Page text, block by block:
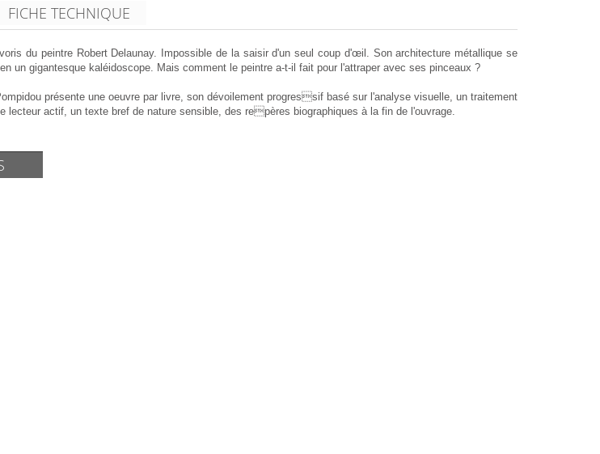
FICHE TECHNIQUE
du peintre Robert Delaunay. Impossible de la saisir d'un seul coup d'œil. Son architecture métallique se
un gigantesque kaléidoscope. Mais comment le peintre a-t-il fait pour l'attraper avec ses pinceaux ?
présente une oeuvre par livre, son dévoilement progressif basé sur l'analyse visuelle, un traitement
lecteur actif, un texte bref de nature sensible, des repères biographiques à la fin de l'ouvrage.